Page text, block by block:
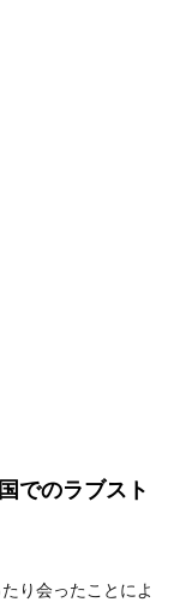
でのラブスト
り会ったことによ